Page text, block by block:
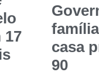
17
casa
90